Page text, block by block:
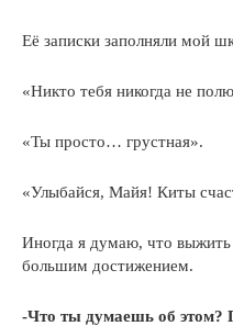
Её записки заполняли мой
«Никто тебя никогда не
«Ты просто… грустная».
«Улыбайся, Майя! Киты
Иногда я думаю, что
большим достижением.
-Что ты думаешь об этом?